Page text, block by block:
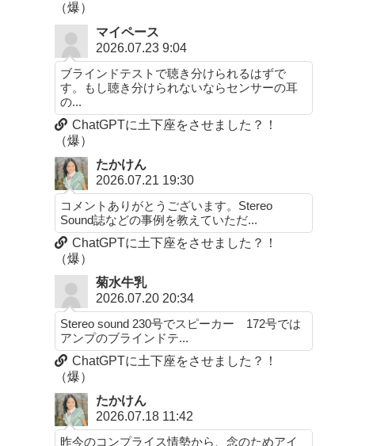
（爆）
マイペース
2026.07.23 9:04
ブラインドテストで聴き分けられるはずで
す。もし聴き分けられないならセンサーの耳
の...
ChatGPTに土下座をさせました？！
（爆）
たかけん
2026.07.21 19:30
コメントありがとうございます。Stereo
Sound誌などの事例を教えていただ...
ChatGPTに土下座をさせました？！
（爆）
菊水牛乳
2026.07.20 20:34
Stereo sound 230号でスピーカー 172号では
アンプのブラインドテ...
ChatGPTに土下座をさせました？！
（爆）
たかけん
2026.07.18 11:42
昨今のコンプライス情勢から、念のためアイ